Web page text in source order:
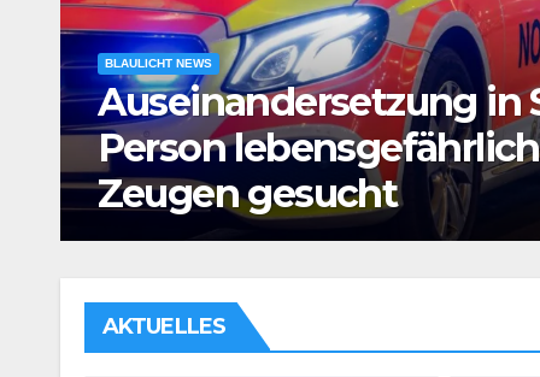
BLAULICHT NEWS
Verdacht auf
Tatverdächtiger in
Untersuchungshaft
AKTUELLES